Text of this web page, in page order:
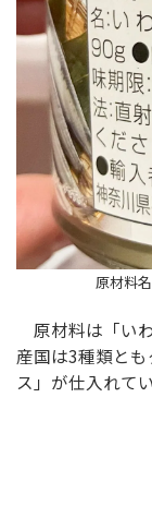
原材料
原材料は「い
産国は3種類と
ス」が仕入れてい